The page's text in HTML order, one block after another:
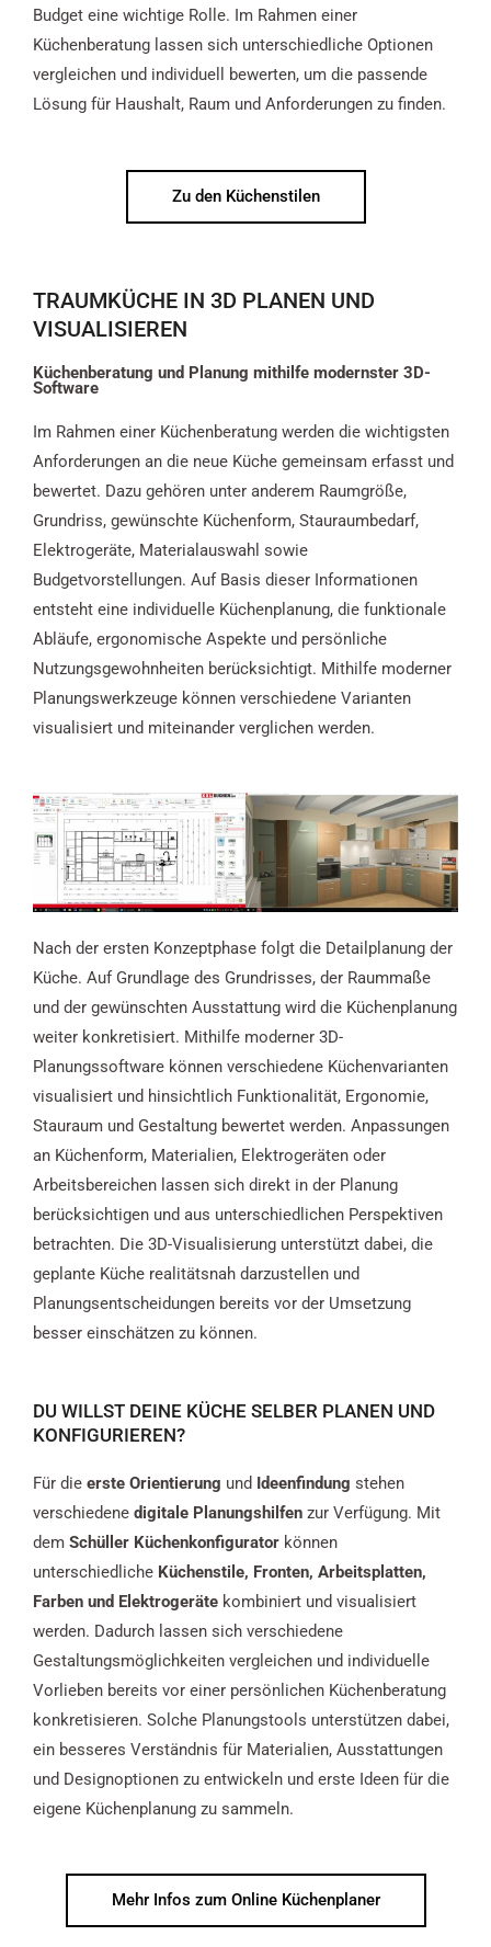
Budget eine wichtige Rolle. Im Rahmen einer
Küchenberatung lassen sich unterschiedliche Optionen
vergleichen und individuell bewerten, um die passende
Lösung für Haushalt, Raum und Anforderungen zu finden.
Zu den Küchenstilen
TRAUMKÜCHE IN 3D PLANEN UND
VISUALISIEREN
Küchenberatung und Planung mithilfe modernster 3D-
Software
Im Rahmen einer Küchenberatung werden die wichtigsten
Anforderungen an die neue Küche gemeinsam erfasst und
bewertet. Dazu gehören unter anderem Raumgröße,
Grundriss, gewünschte Küchenform, Stauraumbedarf,
Elektrogeräte, Materialauswahl sowie
Budgetvorstellungen. Auf Basis dieser Informationen
entsteht eine individuelle Küchenplanung, die funktionale
Abläufe, ergonomische Aspekte und persönliche
Nutzungsgewohnheiten berücksichtigt. Mithilfe moderner
Planungswerkzeuge können verschiedene Varianten
visualisiert und miteinander verglichen werden.
Nach der ersten Konzeptphase folgt die Detailplanung der
Küche. Auf Grundlage des Grundrisses, der Raummaße
und der gewünschten Ausstattung wird die Küchenplanung
weiter konkretisiert. Mithilfe moderner 3D-
Planungssoftware können verschiedene Küchenvarianten
visualisiert und hinsichtlich Funktionalität, Ergonomie,
Stauraum und Gestaltung bewertet werden. Anpassungen
an Küchenform, Materialien, Elektrogeräten oder
Arbeitsbereichen lassen sich direkt in der Planung
berücksichtigen und aus unterschiedlichen Perspektiven
betrachten. Die 3D-Visualisierung unterstützt dabei, die
geplante Küche realitätsnah darzustellen und
Planungsentscheidungen bereits vor der Umsetzung
besser einschätzen zu können.
DU WILLST DEINE KÜCHE SELBER PLANEN UND
KONFIGURIEREN?
Für die erste Orientierung und Ideenfindung stehen
verschiedene digitale Planungshilfen zur Verfügung. Mit
dem Schüller Küchenkonfigurator können
unterschiedliche Küchenstile, Fronten, Arbeitsplatten,
Farben und Elektrogeräte kombiniert und visualisiert
werden. Dadurch lassen sich verschiedene
Gestaltungsmöglichkeiten vergleichen und individuelle
Vorlieben bereits vor einer persönlichen Küchenberatung
konkretisieren. Solche Planungstools unterstützen dabei,
ein besseres Verständnis für Materialien, Ausstattungen
und Designoptionen zu entwickeln und erste Ideen für die
eigene Küchenplanung zu sammeln.
Mehr Infos zum Online Küchenplaner